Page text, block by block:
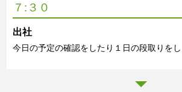
７:３０
出社
今日の予定の確認をしたり１日の段取りをし